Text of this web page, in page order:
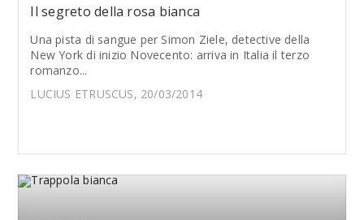
Il segreto della rosa bianca
Una pista di sangue per Simon Ziele, detective della
New York di inizio Novecento: arriva in Italia il terzo
romanzo...
LUCIUS ETRUSCUS, 20/03/2014